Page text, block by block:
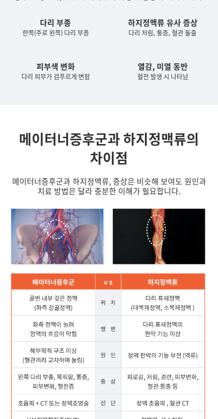
다리 부종
한쪽(주로 왼쪽) 다리 부종
하지정맥류 유사 증상
다리 저림, 통증, 혈관 돌출
피부색 변화
다리 피부가 검푸르게 변함
열감, 미열 동반
혈전 발생 시 나타남
메이터너증후군과 하지정맥류의
차이점
메이터너증후군과 하지정맥류, 증상은 비슷해 보여도 원인과
치료 방법은 달라 충분한 이해가 필요합니다.